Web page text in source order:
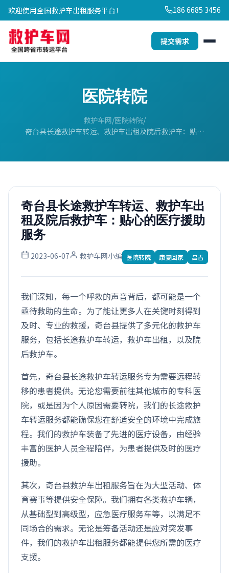
欢迎使用全国救护车出租服务平台！ 186 6685 3456
提交需求
医院转院
救护车网 医院转院
奇台县长途救护车转运、救护车出租及院后救护车：贴…
奇台县长途救护车转运、救护车出
租及院后救护车：贴心的医疗援助
服务
2023-06-07 救护车网小编 医院转院 康复回家 昌吉
我们深知，每一个呼救的声音背后，都可能是一个
亟待救助的生命。为了能让更多人在关键时刻得到
及时、专业的救援，奇台县提供了多元化的救护车
服务，包括长途救护车转运，救护车出租，以及院
后救护车。
首先，奇台县长途救护车转运服务专为需要远程转
移的患者提供。无论您需要前往其他城市的专科医
院，或是因为个人原因需要转院，我们的长途救护
车转运服务都能确保您在舒适安全的环境中完成旅
程。我们的救护车装备了先进的医疗设备，由经验
丰富的医护人员全程陪伴，为患者提供及时的医疗
援助。
其次，奇台县救护车出租服务旨在为大型活动、体
育赛事等提供安全保障。我们拥有各类救护车辆，
从基础型到高级型，应急医疗服务车等，以满足不
同场合的需求。无论是筹备活动还是应对突发事
件，我们的救护车出租服务都能提供您所需的医疗
支援。